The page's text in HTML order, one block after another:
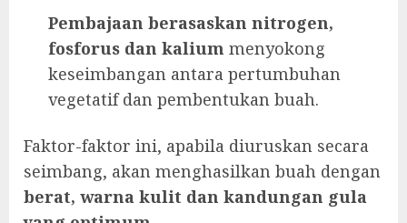
Pembajaan berasaskan nitrogen,
fosforus dan kalium menyokong
keseimbangan antara pertumbuhan
vegetatif dan pembentukan buah.
Faktor-faktor ini, apabila diuruskan secara
seimbang, akan menghasilkan buah dengan
berat, warna kulit dan kandungan gula